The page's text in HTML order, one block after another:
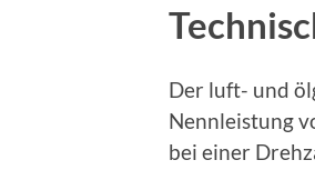
Der luft- und
Nennleistung
bei einer